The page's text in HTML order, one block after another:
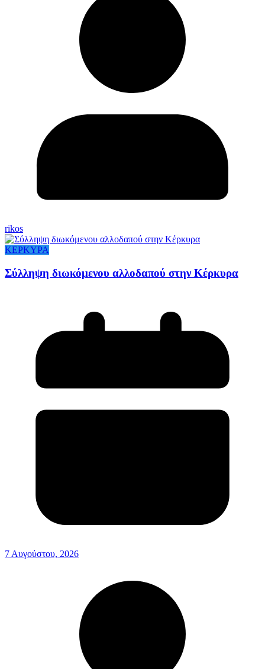
rikos
ΚΕΡΚΥΡΑ
Σύλληψη διωκόμενου αλλοδαπού στην Κέρκυρα
7 Αυγούστου, 2026